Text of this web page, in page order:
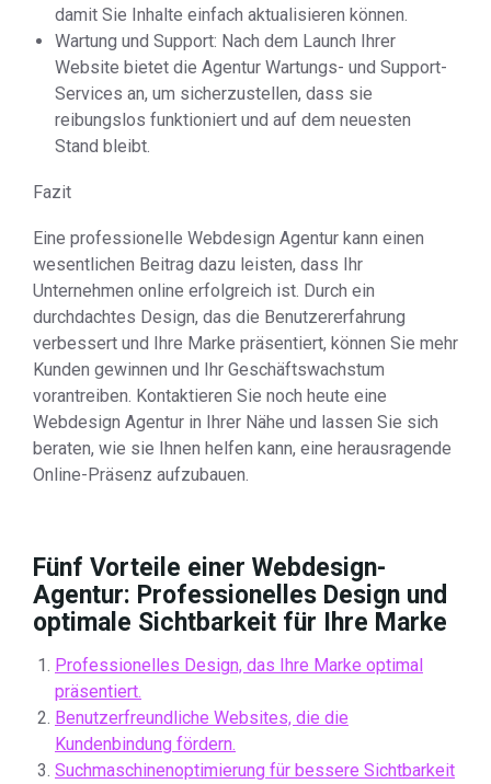
damit Sie Inhalte einfach aktualisieren können.
Wartung und Support: Nach dem Launch Ihrer
Website bietet die Agentur Wartungs- und Support-
Services an, um sicherzustellen, dass sie
reibungslos funktioniert und auf dem neuesten
Stand bleibt.
Fazit
Eine professionelle Webdesign Agentur kann einen
wesentlichen Beitrag dazu leisten, dass Ihr
Unternehmen online erfolgreich ist. Durch ein
durchdachtes Design, das die Benutzererfahrung
verbessert und Ihre Marke präsentiert, können Sie mehr
Kunden gewinnen und Ihr Geschäftswachstum
vorantreiben. Kontaktieren Sie noch heute eine
Webdesign Agentur in Ihrer Nähe und lassen Sie sich
beraten, wie sie Ihnen helfen kann, eine herausragende
Online-Präsenz aufzubauen.
Fünf Vorteile einer Webdesign-
Agentur: Professionelles Design und
optimale Sichtbarkeit für Ihre Marke
Professionelles Design, das Ihre Marke optimal
präsentiert.
Benutzerfreundliche Websites, die die
Kundenbindung fördern.
Suchmaschinenoptimierung für bessere Sichtbarkeit